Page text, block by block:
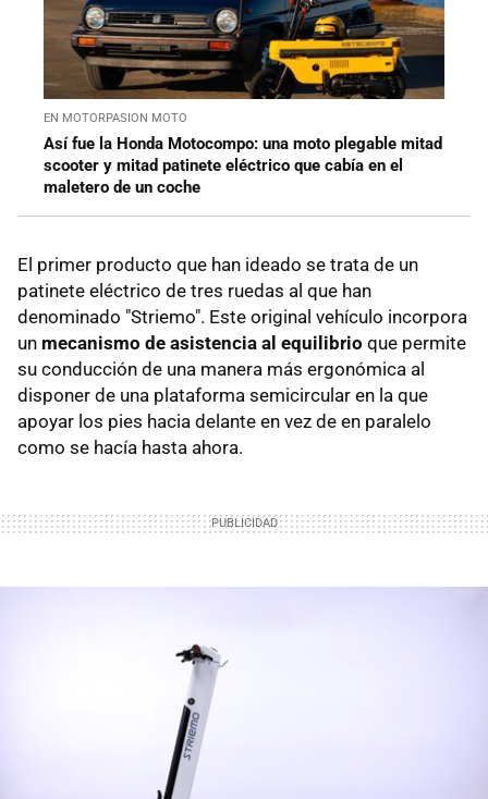
EN MOTORPASION MOTO
Así fue la Honda Motocompo: una moto plegable mitad
scooter y mitad patinete eléctrico que cabía en el
maletero de un coche
El primer producto que han ideado se trata de un
patinete eléctrico de tres ruedas al que han
denominado "Striemo". Este original vehículo incorpora
un mecanismo de asistencia al equilibrio que permite
su conducción de una manera más ergonómica al
disponer de una plataforma semicircular en la que
apoyar los pies hacia delante en vez de en paralelo
como se hacía hasta ahora.